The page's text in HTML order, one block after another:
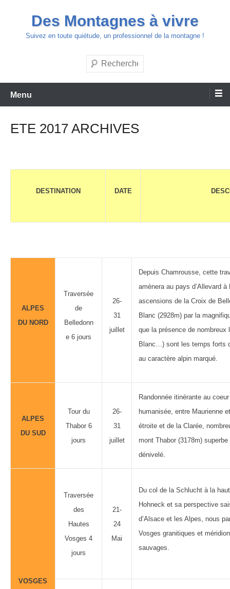
contenu
Des Montagnes à vivre
Suivez en toute quiétude, un professionnel de la montagne !
Recherche
Menu
ETE 2017 ARCHIVES
DESTINATION DATE
ALPES
DU NORD
Traversée
de
Belledonn
e 6 jours
26-
31
juillet
Depuis Chamrousse, cette
amènera au pays d’Allevard
ascensions de la Croix de
Blanc (2928m) par la
que la présence de
Blanc…) sont les temps forts
au caractère alpin marqué.
ALPES
DU SUD
Tour du
Thabor 6
jours
26-
31
juillet
Randonnée itinérante au
humanisée, entre Maurienne
étroite et de la Clarée,
mont Thabor (3178m)
dénivelé.
VOSGES
Traversée
des
Hautes
Vosges 4
jours
21-
24
Mai
Du col de la Schlucht à la
Hohneck et sa perspective
d’Alsace et les Alpes, nous
Vosges granitiques et
sauvages.